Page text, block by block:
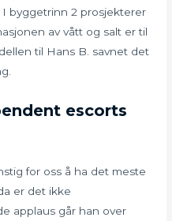
I byggetrinn 2 prosjekterer
av vått og salt er til
til Hans B. savnet det
escorts
for oss å ha det meste
er det ikke
applaus går han over